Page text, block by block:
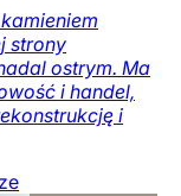
strony
ostrym. Ma
i handel,
i